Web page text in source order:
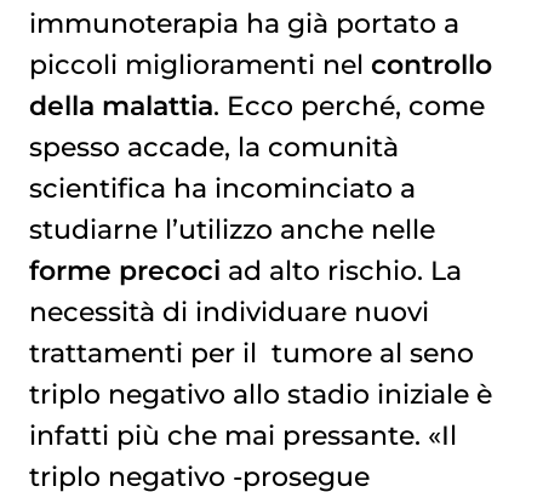
immunoterapia ha già portato a
piccoli miglioramenti nel controllo
della malattia. Ecco perché, come
spesso accade, la comunità
scientifica ha incominciato a
studiarne l’utilizzo anche nelle
forme precoci ad alto rischio. La
necessità di individuare nuovi
trattamenti per il tumore al seno
triplo negativo allo stadio iniziale è
infatti più che mai pressante. «Il
triplo negativo -prosegue